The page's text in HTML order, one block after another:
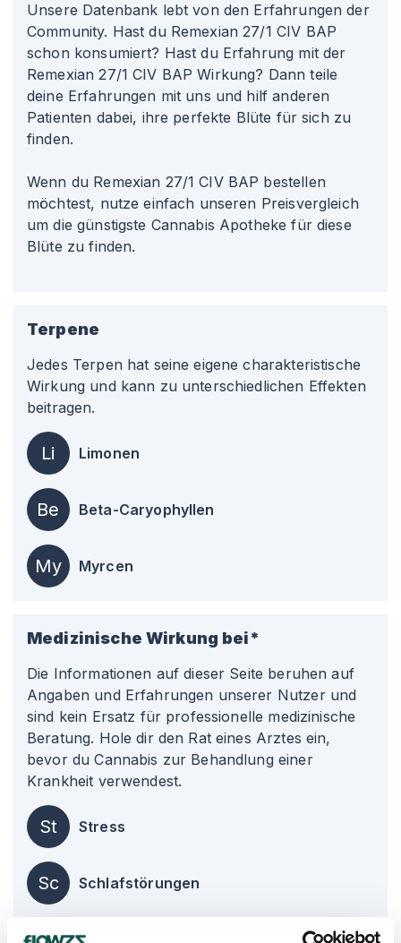
Unsere Datenbank lebt von den Erfahrungen der
Community. Hast du Remexian 27/1 CIV BAP
schon konsumiert? Hast du Erfahrung mit der
Remexian 27/1 CIV BAP Wirkung? Dann teile
deine Erfahrungen mit uns und hilf anderen
Patienten dabei, ihre perfekte Blüte für sich zu
finden.
Wenn du Remexian 27/1 CIV BAP bestellen
möchtest, nutze einfach unseren Preisvergleich
um die günstigste Cannabis Apotheke für diese
Blüte zu finden.
Terpene
Jedes Terpen hat seine eigene charakteristische
Wirkung und kann zu unterschiedlichen Effekten
beitragen.
Li Limonen
Be Beta-Caryophyllen
My Myrcen
Medizinische Wirkung bei*
Die Informationen auf dieser Seite beruhen auf
Angaben und Erfahrungen unserer Nutzer und
sind kein Ersatz für professionelle medizinische
Beratung. Hole dir den Rat eines Arztes ein,
bevor du Cannabis zur Behandlung einer
Krankheit verwendest.
St Stress
Sc Schlafstörungen
Kopfschmerzen